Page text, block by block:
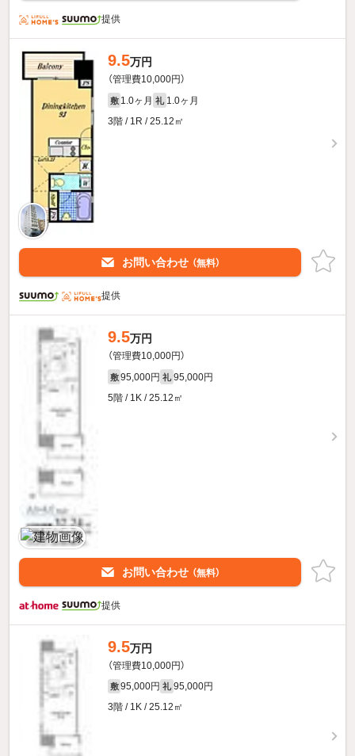
提供
9.5万円
（管理費10,000円）
敷 1.0ヶ月 礼 1.0ヶ月
3階 / 1R / 25.12㎡
お問い合わせ （無料）
提供
9.5万円
（管理費10,000円）
敷 95,000円 礼 95,000円
5階 / 1K / 25.12㎡
お問い合わせ （無料）
提供
9.5万円
（管理費10,000円）
敷 95,000円 礼 95,000円
3階 / 1K / 25.12㎡